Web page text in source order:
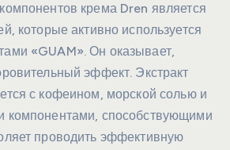
крема Dren является
которые активно используется
«GUAM». Он оказывает,
эффект. Экстракт
с кофеином, морской солью и
компонентами, способствующими
проводить эффективную